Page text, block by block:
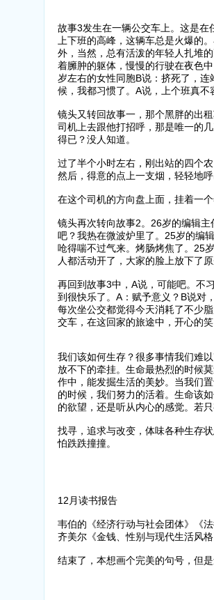
故事3发生在一辆公交车上。这是
上下班的高峰，这辆车总是火爆的
外，当然，总有活泼的年轻人扎堆
着臃肿的躯体，慢慢的行驶在夜色
岁左右的女性同胞B说：挤死了，
候，我都习惯了。A说，上个班真
镜头又转回故事一，那个黑胖的出
司机上去跟他打招呼，那是唯一的
得已？没人知道。
过了半个小时左右，刚出站的四个
然后，得意的点上一支烟，轻轻地
在这个司机的方向盘上面，挂着一
镜头再次转向故事2。26岁的编辑
吧？我热在微波炉里了。25岁的编
呛得喘不过气来。烤肠烤焦了。25
人都活动开了，大家的脸上放下了
再回到故事3中，A说，可能吧。不
到很快乐了。A：赋予意义？B说对
每次坐公交都觉得今天消耗了不少
交车，在这回家的旅途中，开心的
我们该如何生存？很多事情我们难
放不下的牵挂。生命最热烈的时候
作中，能发掘生活的美妙。当我们
的时候，我们努力的活着。生命该
的欲望，还是听从内心的感觉。若
找寻，追求与改变，体味各种生存
怕跌跌撞撞。
12月读书报告
韦伯的《经济行动与社会团体》《
齐美尔《金钱、性别与现代生活风
结束了，本想画个完美的句号，但